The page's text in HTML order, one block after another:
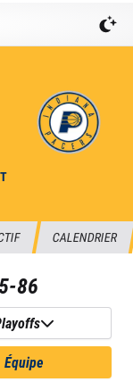
CALENDRIER
86
Équipe